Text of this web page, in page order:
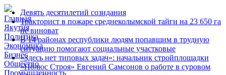
Главная
Якутия
Политика
Экономика
Бизнес
Общество
Промышленность
Девять десятилетий созидания
Тракторист в пожаре среднеколымской тайги на 23 650 га
не виноват
В 14 районах республики людям попавшим в трудную
ситуацию помогают социальные участковые
«Здесь нет типовых задач»: начальник стройплощадки
«Полюс Строя» Евгений Самсонов о работе в суровом